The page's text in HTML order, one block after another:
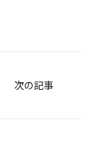
次の記事